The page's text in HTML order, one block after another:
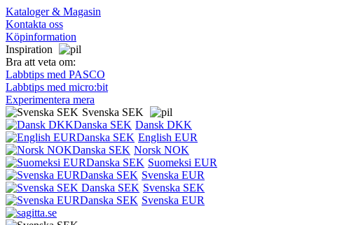
Kataloger & Magasin
Kontakta oss
Köpinformation
Inspiration
Bra att veta om:
Labbtips med PASCO
Labbtips med micro:bit
Experimentera mera
Svenska SEK
Dansk DKK
English EUR
Norsk NOK
Suomeksi EUR
Svenska EUR
Svenska SEK
Svenska EUR